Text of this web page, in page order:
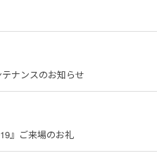
ナンスのお知らせ
』ご来場のお礼